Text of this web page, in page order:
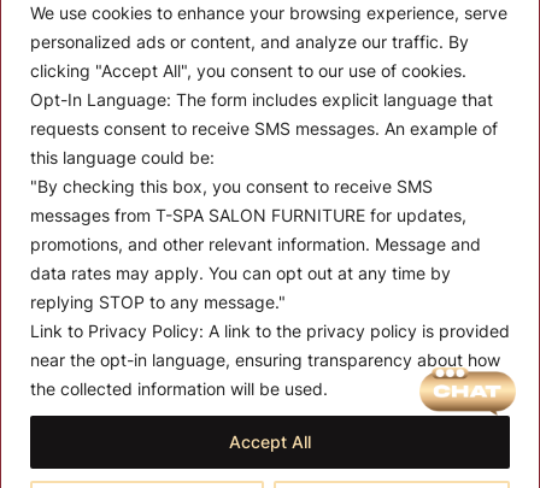
We use cookies to enhance your browsing experience, serve
personalized ads or content, and analyze our traffic. By
clicking "Accept All", you consent to our use of cookies.
Opt-In Language: The form includes explicit language that
requests consent to receive SMS messages. An example of
this language could be:
"By checking this box, you consent to receive SMS
messages from T-SPA SALON FURNITURE for updates,
promotions, and other relevant information. Message and
data rates may apply. You can opt out at any time by
replying STOP to any message."
Link to Privacy Policy: A link to the privacy policy is provided
near the opt-in language, ensuring transparency about how
the collected information will be used.
Accept All
Blog
Contact
CONTACT US
10510 Kinghurst Dr, Houston TX 77099
info@tspallc.com
888-508-8772
Term and Conditions of UsePrivacy PolicyWarranty Policy
Shipping & Return